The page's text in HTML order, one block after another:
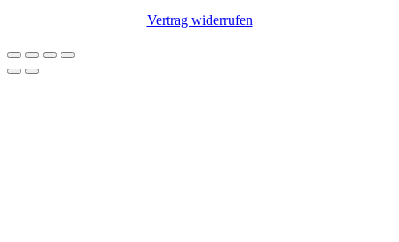
Vertrag widerrufen